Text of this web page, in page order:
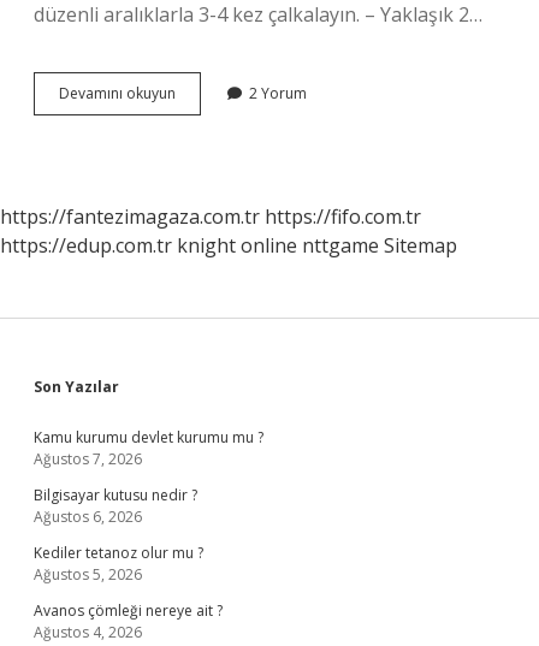
düzenli aralıklarla 3-4 kez çalkalayın. – Yaklaşık 2…
Devamını okuyun
Yeşil
2 Yorum
https://fantezimagaza.com.tr https://fifo.com.tr
https://edup.com.tr knight online nttgame Sitemap
Sidebar
Son Yazılar
Kamu kurumu devlet kurumu mu ?
Ağustos 7, 2026
Bilgisayar kutusu nedir ?
Ağustos 6, 2026
Kediler tetanoz olur mu ?
Ağustos 5, 2026
Avanos çömleği nereye ait ?
Ağustos 4, 2026